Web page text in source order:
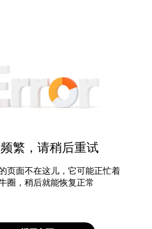
繁，请稍后重试
页面不在这儿，它可能正忙着
圈，稍后就能恢复正常